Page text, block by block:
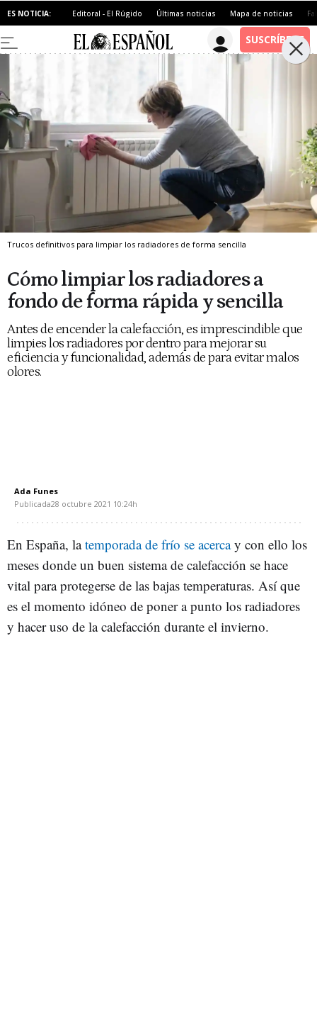
ES NOTICIA: Editoral - El Rúgido Últimas noticias Mapa de noticias
Trucos definitivos para limpiar los radiadores de forma sencilla
Cómo limpiar los radiadores a
fondo de forma rápida y sencilla
Antes de encender la calefacción, es imprescindible que
limpies los radiadores por dentro para mejorar su
eficiencia y funcionalidad, además de para evitar malos
olores.
Ada Funes
Publicada28 octubre 2021 10:24h
En España, latemporada de frío se acercay con ello los
meses donde un buen sistema de calefacción se hace
vital para protegerse de las bajas temperaturas. Así que
es el momento idóneo de poner a punto los radiadores
y hacer uso de la calefacción durante el invierno.